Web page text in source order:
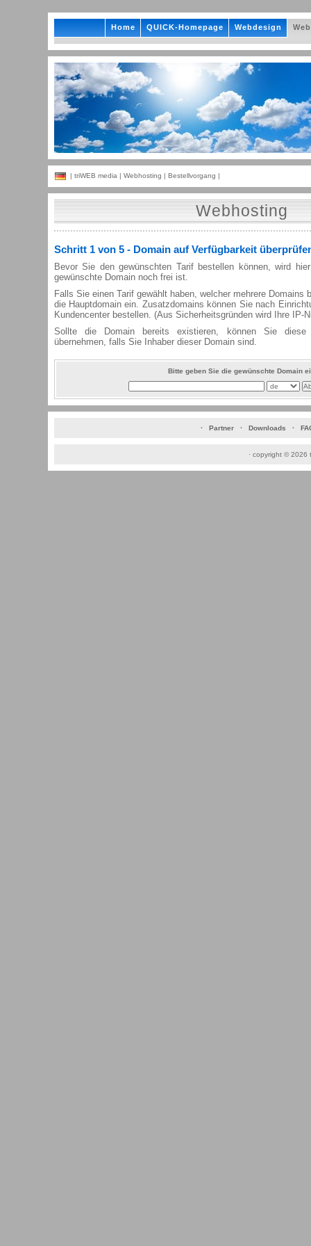
Home QUICK-Homepage Webdesign
| triWEB media | Webhosting | Bestellvorgang |
Webhosting
Schritt 1 von 5 - Domain auf Verfügbarkeit
Bevor Sie den gewünschten Tarif bestellen können, wird
gewünschte Domain noch frei ist.
Falls Sie einen Tarif gewählt haben, welcher mehrere Domains
die Hauptdomain ein. Zusatzdomains können Sie nach
Kundencenter bestellen. (Aus Sicherheitsgründen wird Ihre IP-
Sollte die Domain bereits existieren, können Sie diese
übernehmen, falls Sie Inhaber dieser Domain sind.
Bitte geben Sie die gewünschte Domain
· Partner· Downloads ·
· copyright © 2026